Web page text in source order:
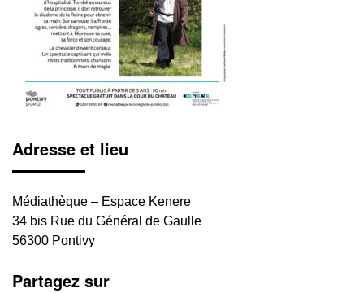
Adresse et lieu
Médiathèque – Espace Kenere
34 bis Rue du Général de Gaulle
56300 Pontivy
Partagez sur